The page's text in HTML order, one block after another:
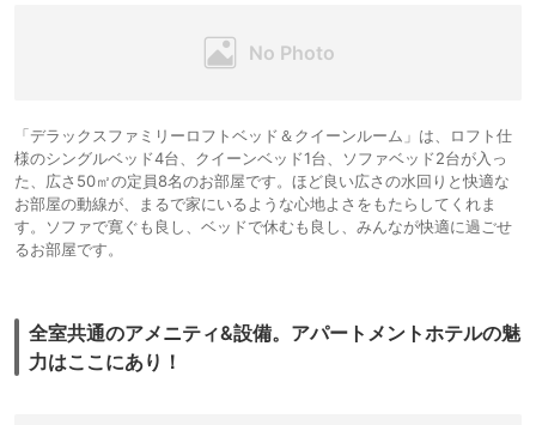
「デラックスファミリーロフトベッド＆クイーンルーム」は、ロフト仕
様のシングルベッド4台、クイーンベッド1台、ソファベッド2台が入っ
た、広さ50㎡の定員8名のお部屋です。ほど良い広さの水回りと快適な
お部屋の動線が、まるで家にいるような心地よさをもたらしてくれま
す。ソファで寛ぐも良し、ベッドで休むも良し、みんなが快適に過ごせ
るお部屋です。
全室共通のアメニティ&設備。アパートメントホテルの魅
力はここにあり！